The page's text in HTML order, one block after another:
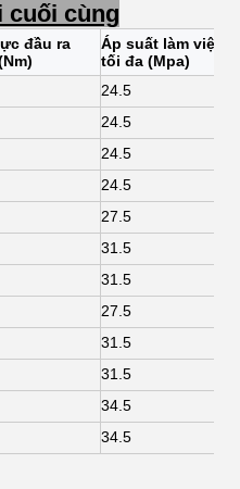
cuối cùng
đầu ra
Áp suất làm việc
tối đa (Mpa)
24.5
24.5
24.5
24.5
27.5
31.5
31.5
27.5
31.5
31.5
34.5
34.5